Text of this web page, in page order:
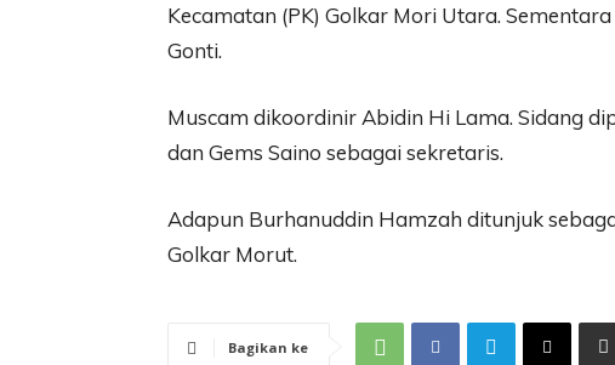
Kecamatan (PK) Golkar Mori Utara.
Gonti.
Muscam dikoordinir Abidin Hi Lama. Sidang
dan Gems Saino sebagai sekretaris.
Adapun Burhanuddin Hamzah ditunjuk
Golkar Morut.
Bagikan ke